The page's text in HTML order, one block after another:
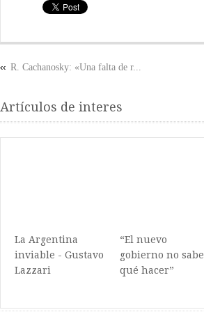
R. Cachanosky: «Una falta de r...
Artículos de interes
La Argentina
inviable - Gustavo
Lazzari
“El nuevo
gobierno no sabe
qué hacer”